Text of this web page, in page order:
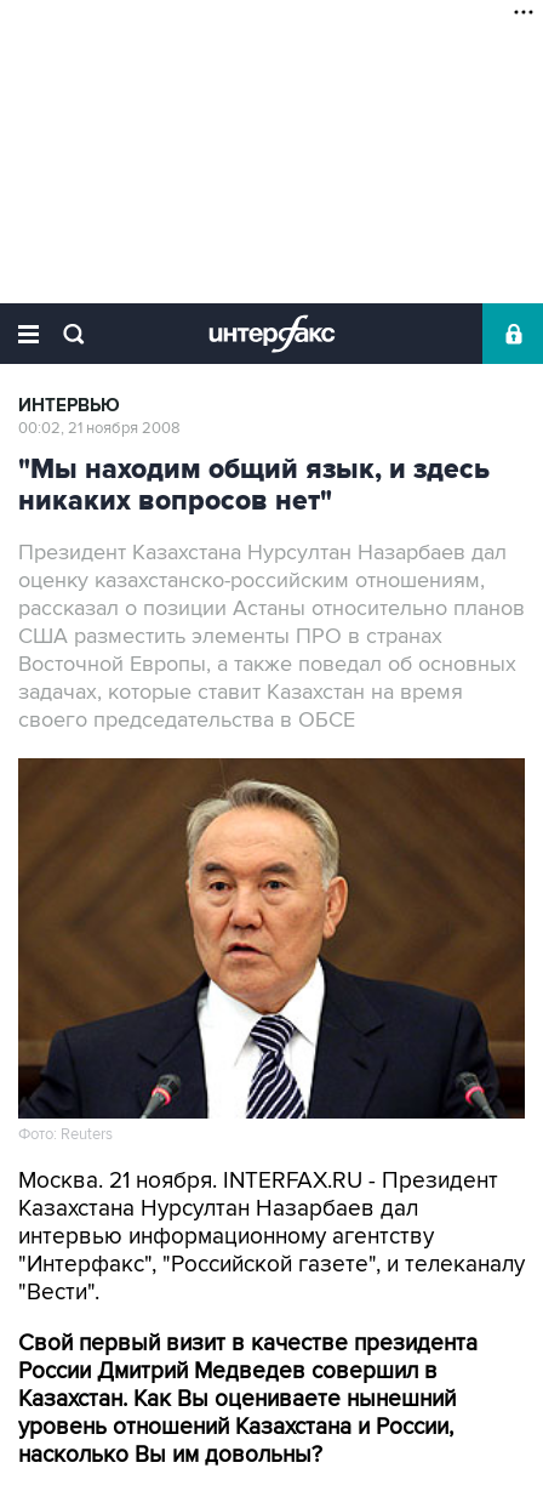
ИНТЕРВЬЮ
00:02, 21 ноября 2008
"Мы находим общий язык, и здесь
никаких вопросов нет"
Президент Казахстана Нурсултан Назарбаев дал
оценку казахстанско-российским отношениям,
рассказал о позиции Астаны относительно планов
США разместить элементы ПРО в странах
Восточной Европы, а также поведал об основных
задачах, которые ставит Казахстан на время
своего председательства в ОБСЕ
Фото: Reuters
Москва. 21 ноября. INTERFAX.RU - Президент
Казахстана Нурсултан Назарбаев дал
интервью информационному агентству
"Интерфакс", "Российской газете", и телеканалу
"Вести".
Свой первый визит в качестве президента
России Дмитрий Медведев совершил в
Казахстан. Как Вы оцениваете нынешний
уровень отношений Казахстана и России,
насколько Вы им довольны?